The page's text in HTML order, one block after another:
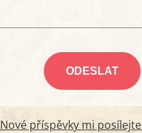
Nové příspěvky mi